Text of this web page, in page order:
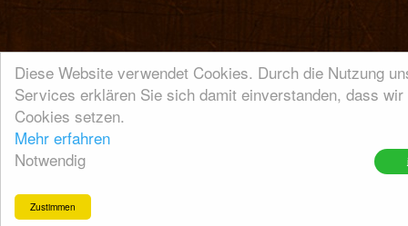
Diese Website verwendet Cookies. Durch die Nutzung
Services erklären Sie sich damit einverstanden, dass wir
Cookies setzen.
Mehr erfahren
Notwendig
Zustimmen